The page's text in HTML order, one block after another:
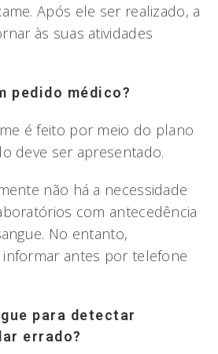
Após ele ser realizado, a
às suas atividades
pedido médico?
é feito por meio do plano
deve ser apresentado.
não há a necessidade
com antecedência
No entanto,
antes por telefone
para detectar
errado?